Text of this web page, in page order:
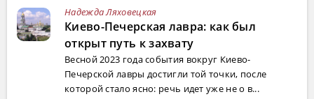
Надежда Ляховецкая
Киево-Печерская лавра: как был
открыт путь к захвату
Весной 2023 года события вокруг Киево-
Печерской лавры достигли той точки, после
которой стало ясно: речь идет уже не о в...